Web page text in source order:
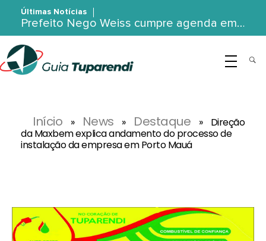
Últimas Notícias
Prefeito Nego Weiss cumpre agenda em…
Início » News » Destaque »
Direção
da Maxbem explica andamento do processo de
instalação da empresa em Porto Mauá